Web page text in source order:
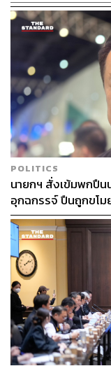
POLITICS
นายกฯ สั่งเข้มพกปืน
อุกฉกรรจ์ ปืนถูกขโม